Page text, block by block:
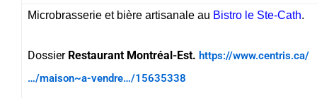
Microbrasserie et bière artisanale au Bistro le Ste-Cath.
Dossier Restaurant Montréal-Est. https://www.centris.ca/
…/maison~a-vendre…/15635338